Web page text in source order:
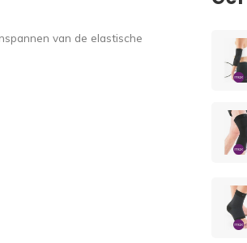
van de elastische